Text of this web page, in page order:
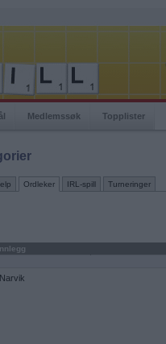
Medlemssøk Topplister
Ordleker IRL-spill Turneringer
Narvik